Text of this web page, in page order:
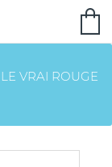
VRAI ROUGE